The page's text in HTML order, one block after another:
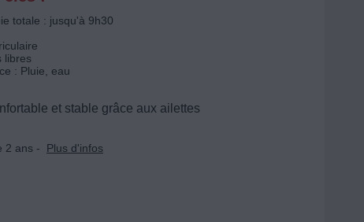
totale : jusqu'à 9h30
libres
: Pluie, eau
et stable grâce aux ailettes
2 ans -
Plus d'infos